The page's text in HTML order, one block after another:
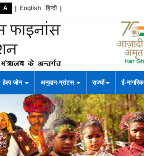
A English हिन्दी|
हेल्प जोन अनुदान-ग्रांटस राज्यों ई-नागरिक